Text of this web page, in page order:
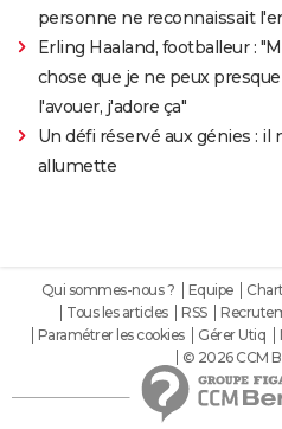
personne ne reconnaissait
Erling Haaland, footballeur :
chose que je ne peux
l'avouer, j'adore ça"
Un défi réservé aux génies :
allumette
Qui sommes-nous ? Equipe
Tous les articles
RSS
Paramétrer les cookies
Gérer Utiq
© 2026 CCM